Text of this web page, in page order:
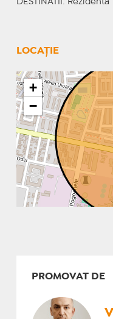
DESTINATII : Rezidenta
LOCAȚIE
+
−
PROMOVAT DE